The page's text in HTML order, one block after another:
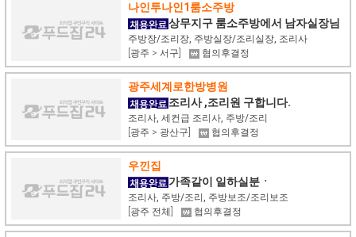
나인투나인1룸소주방
상무지구 룸소주방에서 남자실장님
모십니다
주방장/조리장, 주방실장/조리실장, 조리사
[광주 > 서구]
협의후결정
광주세계로한방병원
조리사 ,조리원 구합니다.
조리사, 세컨급 조리사, 주방/조리
[광주 > 광산구]
협의후결정
우낀집
가족같이 일하실분ㆍ
조리사, 주방/조리, 주방보조/조리보조
[광주 전체]
협의후결정